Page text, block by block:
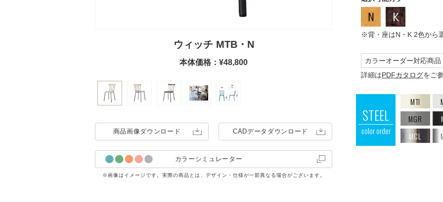
ウィッチ MTB・N
本体価格：¥48,800
ウィッ
商品画像ダウンロード CADデータ ダウンロード
カラーシミュレーター
※画像はイメージです。実際の商品とは、デザイン・仕様が一部異なる場合がございます。
※背・座はN・K 2色から
カラーオーダー対応商品
詳細はPDFカタログをご
STEEL
color order
MTI
MGR
MCL